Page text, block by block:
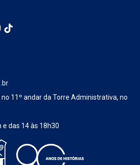
11º andar da Torre Administrativa, no
e das 14 às 18h30